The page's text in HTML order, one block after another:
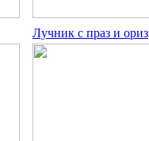
Лучник с праз и ориз